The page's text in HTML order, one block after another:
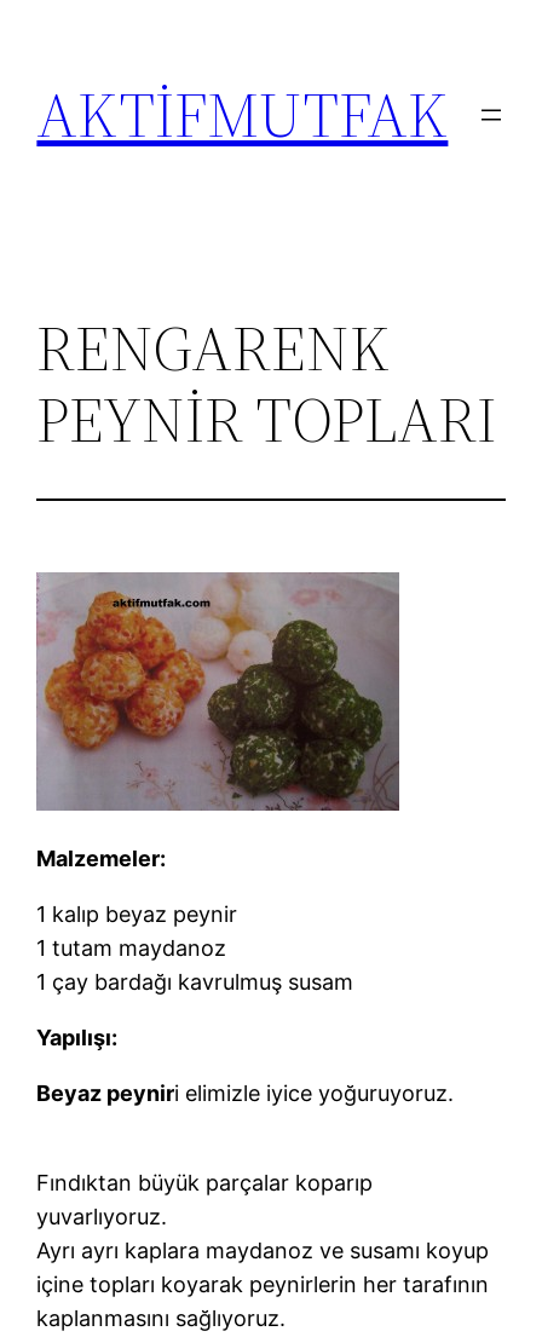
AKTİFMUTFAK
RENGARENK
PEYNİR TOPLARI
Malzemeler:
1 kalıp beyaz peynir
1 tutam maydanoz
1 çay bardağı kavrulmuş susam
Yapılışı:
Beyaz peyniri elimizle iyice yoğuruyoruz.
Fındıktan büyük parçalar koparıp
yuvarlıyoruz.
Ayrı ayrı kaplara maydanoz ve susamı koyup
içine topları koyarak peynirlerin her tarafının
kaplanmasını sağlıyoruz.